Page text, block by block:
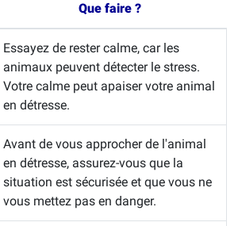
Que faire ?
Essayez de rester calme, car les
animaux peuvent détecter le stress.
Votre calme peut apaiser votre animal
en détresse.
Avant de vous approcher de l'animal
en détresse, assurez-vous que la
situation est sécurisée et que vous ne
vous mettez pas en danger.